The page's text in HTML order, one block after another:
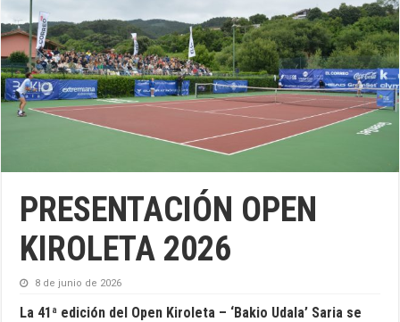
PRESENTACIÓN OPEN
KIROLETA 2026
8 de junio de 2026
La 41ª edición del Open Kiroleta – ‘Bakio Udala’ Saria se